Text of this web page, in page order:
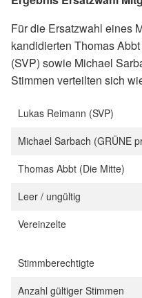
Für die Ersatzwahl eines
kandidierten Thomas
(SVP) sowie Michael
Stimmen verteilten sich
Lukas Reimann (SVP)
Michael Sarbach (GRÜNE
Thomas Abbt (Die Mitte)
Leer / ungültig
Vereinzelte
Stimmberechtigte
Anzahl gültiger Stimmen